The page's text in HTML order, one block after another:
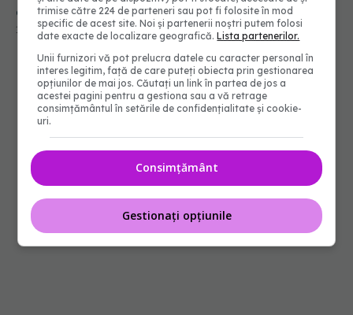
demență
15 mai 2026, 14:25
trimise către 224 de parteneri sau pot fi folosite în mod
specific de acest site. Noi și partenerii noștri putem folosi
date exacte de localizare geografică.Lista partenerilor.
Unii furnizori vă pot prelucra datele cu caracter personal în
interes legitim, față de care puteți obiecta prin gestionarea
opțiunilor de mai jos. Căutați un link în partea de jos a
acestei pagini pentru a gestiona sau a vă retrage
consimțământul în setările de confidențialitate și cookie-
uri.
Consimțământ
Gestionați opțiunile